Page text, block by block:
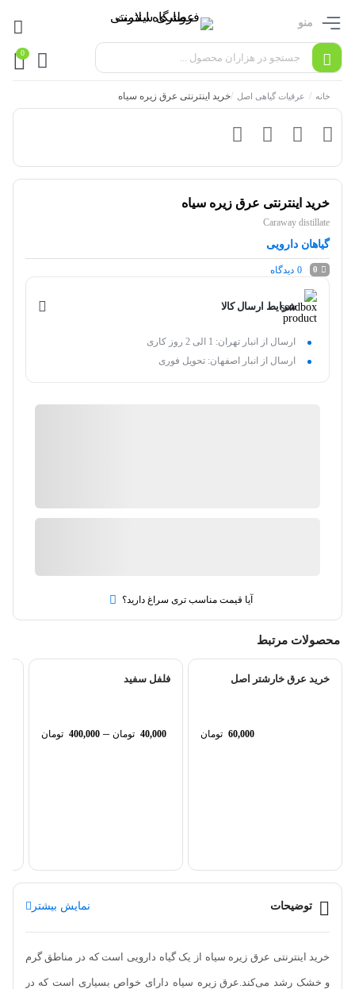
منو
0
خانه / عرقیات گیاهی اصل /خرید اینترنتی عرق زیره سیاه
خرید اینترنتی عرق زیره سیاه
Caraway distillate
گیاهان دارویی
0
0 دیدگاه
شرایط ارسال کالا
ارسال از انبار تهران: 1 الی 2 روز کاری
ارسال از انبار اصفهان: تحویل فوری
آیا قیمت مناسب تری سراغ دارید؟
محصولات مرتبط
خرید عرق خارشتر اصل
60,000 تومان
فلفل سفید
40,000 تومان–
400,000 تومان
توضیحات نمایش بیشتر
خرید اینترنتی عرق زیره سیاه از یک گیاه دارویی است که در مناطق گرم
و خشک رشد می‌کند.عرق زیره سیاه دارای خواص بسیاری است که در